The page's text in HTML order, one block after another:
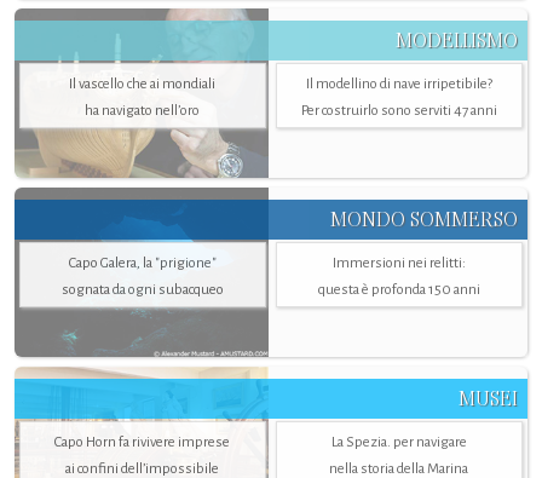
MODELLISMO
Il vascello che ai mondiali
ha navigato nell’oro
Il modellino di nave irripetibile?
Per costruirlo sono serviti 47 anni
MONDO SOMMERSO
Capo Galera, la "prigione"
sognata da ogni subacqueo
Immersioni nei relitti:
questa è profonda 150 anni
MUSEI
Capo Horn fa rivivere imprese
ai confini dell’impossibile
La Spezia. per navigare
nella storia della Marina